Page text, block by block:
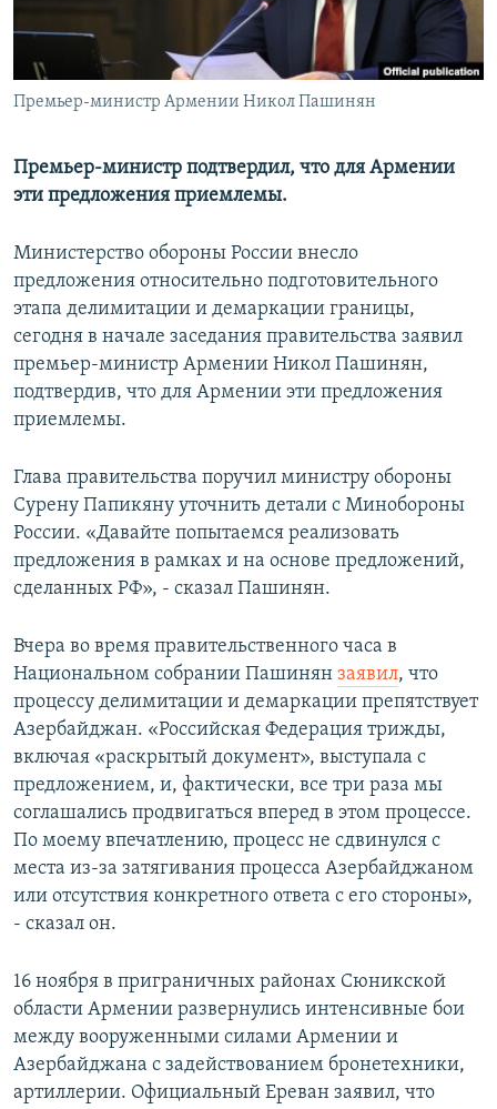
Все сайты Радио Азатутюн
Премьер-министр Армении Никол Пашинян
Премьер-министр подтвердил, что для Армении
эти предложения приемлемы.
Министерство обороны России внесло
предложения относительно подготовительного
этапа делимитации и демаркации границы,
сегодня в начале заседания правительства заявил
премьер-министр Армении Никол Пашинян,
подтвердив, что для Армении эти предложения
приемлемы.
Глава правительства поручил министру обороны
Сурену Папикяну уточнить детали с Минобороны
России. «Давайте попытаемся реализовать
предложения в рамках и на основе предложений,
сделанных РФ», - сказал Пашинян.
Вчера во время правительственного часа в
Национальном собрании Пашинян заявил, что
процессу делимитации и демаркации препятствует
Азербайджан. «Российская Федерация трижды,
включая «раскрытый документ», выступала с
предложением, и, фактически, все три раза мы
соглашались продвигаться вперед в этом процессе.
По моему впечатлению, процесс не сдвинулся с
места из-за затягивания процесса Азербайджаном
или отсутствия конкретного ответа с его стороны»,
- сказал он.
16 ноября в приграничных районах Сюникской
области Армении развернулись интенсивные бои
между вооруженными силами Армении и
Азербайджана с задействованием бронетехники,
артиллерии. Официальный Ереван заявил, что